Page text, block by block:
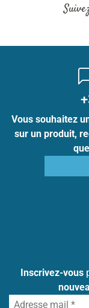
Vous souhaitez
sur un produit,
Inscrivez-vous